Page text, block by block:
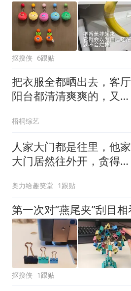
抠搜侠 6跟贴
把衣服全都晒出去，客厅
阳台都清清爽爽的，又来
梧桐综艺
人家大门都是往里，他家
大门居然往外开，贪得无
奥力给趣笑堂 1跟贴
抠搜侠 1跟贴